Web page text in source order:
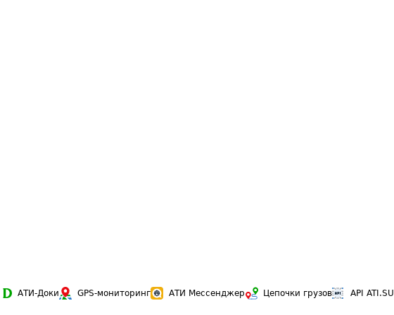
АТИ-Доки GPS-мониторинг АТИ Мессенджер Цепочки грузов API ATI.SU